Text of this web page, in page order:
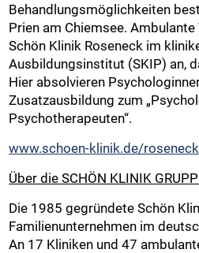
Behandlungsmöglichkeiten
Prien am Chiemsee.
Schön Klinik Roseneck im
Ausbildungsinstitut (SKIP) an,
Hier absolvieren
Zusatzausbildung zum
Psychotherapeuten“.
www.schoen-klinik.de/roseneck
Über die SCHÖN KLINIK
Die 1985 gegründete Schön
Familienunternehmen im
An 17 Kliniken und 47